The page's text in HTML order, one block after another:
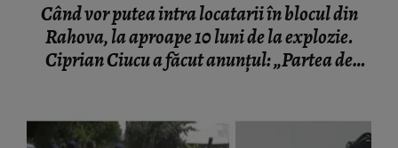
Când vor putea intra locatarii în blocul din
Rahova, la aproape 10 luni de la explozie.
Ciprian Ciucu a făcut anunțul: „Partea de